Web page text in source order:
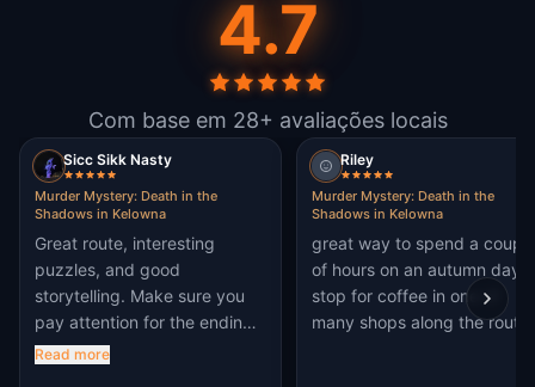
4.7
Com base em 28+ avaliações locais
Sicc Sikk Nasty
Murder Mystery: Death in the
Shadows in Kelowna
Great route, interesting
puzzles, and good
storytelling. Make sure you
pay attention for the ending!
only thing I would update are
Read more
Riley
Murder Mystery: Death in the
Shadows in Kelowna
great way to spend a couple
of hours on an autumn day.
stop for coffee in one of
many shops along the route.